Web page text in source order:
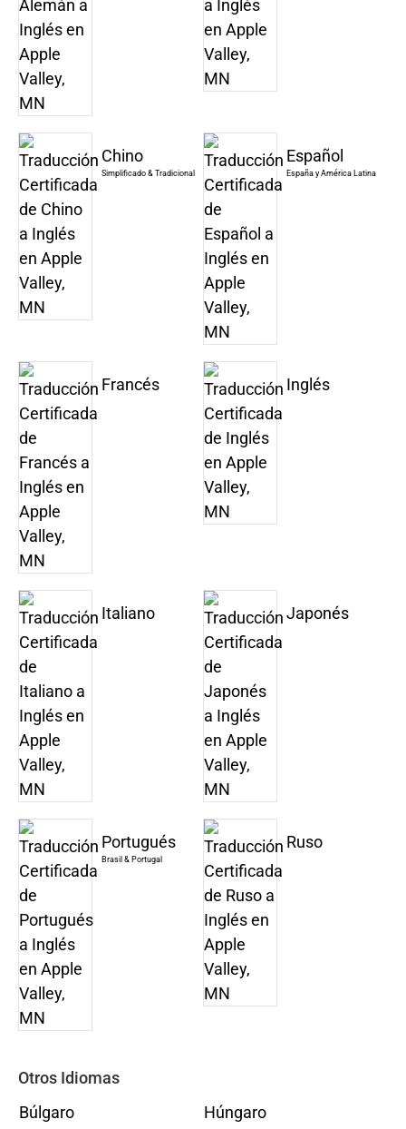
Chino
Simplificado & Tradicional
Español
España y América Latina
Francés Inglés
Italiano Japonés
Portugués
Brasil & Portugal
Ruso
Otros Idiomas
Búlgaro
Húngaro